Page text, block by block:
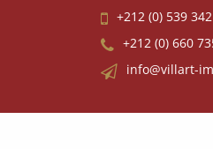
+212 (0) 539
+212 (0) 660
info@villart-